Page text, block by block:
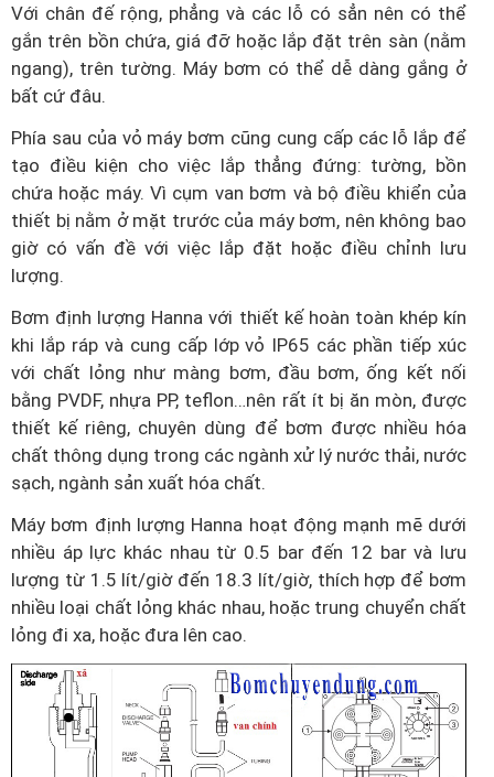
Với chân đế rộng, phẳng và các lỗ có sẳn nên có thể
gắn trên bồn chứa, giá đỡ hoặc lắp đặt trên sàn (nằm
ngang), trên tường. Máy bơm có thể dễ dàng gắng ở
bất cứ đâu.
Phía sau của vỏ máy bơm cũng cung cấp các lỗ lắp để
tạo điều kiện cho việc lắp thẳng đứng: tường, bồn
chứa hoặc máy. Vì cụm van bơm và bộ điều khiển của
thiết bị nằm ở mặt trước của máy bơm, nên không bao
giờ có vấn đề với việc lắp đặt hoặc điều chỉnh lưu
lượng.
Bơm định lượng Hanna với thiết kế hoàn toàn khép kín
khi lắp ráp và cung cấp lớp vỏ IP65 các phần tiếp xúc
với chất lỏng như màng bơm, đầu bơm, ống kết nối
bằng PVDF, nhựa PP, teflon…nên rất ít bị ăn mòn, được
thiết kế riêng, chuyên dùng để bơm được nhiều hóa
chất thông dụng trong các ngành xử lý nước thải, nước
sạch, ngành sản xuất hóa chất.
Máy bơm định lượng Hanna hoạt động mạnh mẽ dưới
nhiều áp lực khác nhau từ 0.5 bar đến 12 bar và lưu
lượng từ 1.5 lít/giờ đến 18.3 lít/giờ, thích hợp để bơm
nhiều loại chất lỏng khác nhau, hoặc trung chuyển chất
lỏng đi xa, hoặc đưa lên cao.